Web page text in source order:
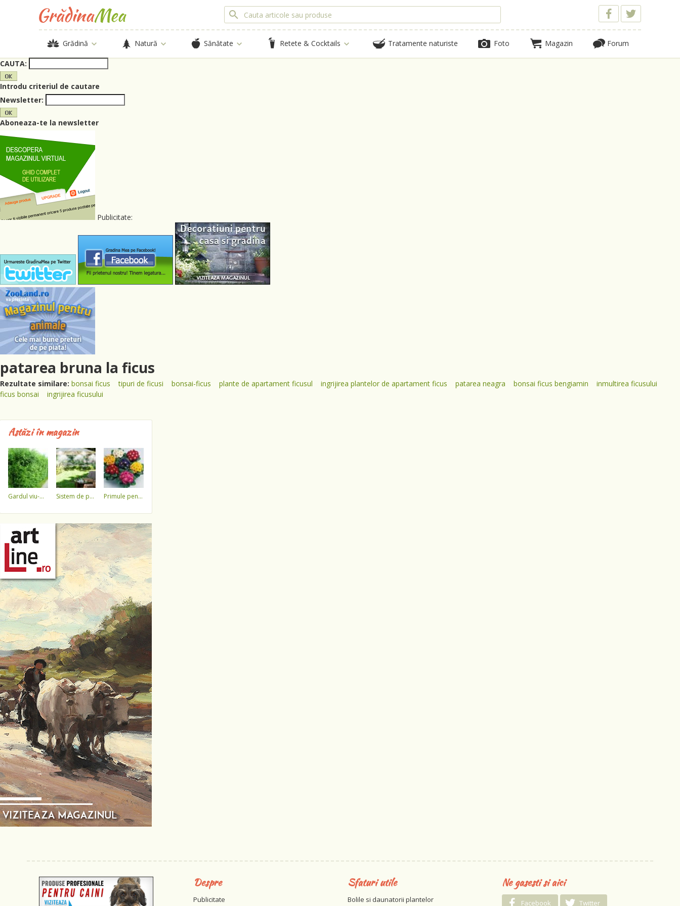
Grădină Natură Sănătate Retete & Cocktails Tratamente naturiste Foto Magazin Forum
CAUTA:
Introdu criteriul de cautare
Newsletter:
Aboneaza-te la newsletter
Publicitate:
patarea bruna la ficus
Rezultate similare: bonsai ficus tipuri de ficusi bonsai-ficus plante de apartament ficusul ingrijirea plantelor de apartament ficus patarea neagra bonsai ficus bengiamin
inmultirea ficusului
ficus bonsai
ingrijirea ficusului
Astăzi în magazin
gardul viu-minune! sistem de pulverizare a apei primule pentru 1 martie 3,5 lei / ghiveci !!!!
Despre
Publicitate
Sfaturi utile
Bolile si daunatorii plantelor
Ne gasesti si aici
Facebook Twitter